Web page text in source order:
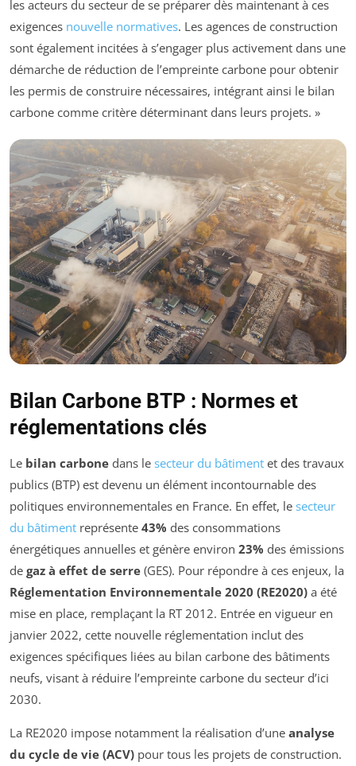
les acteurs du secteur de se préparer dès maintenant à ces
exigences nouvelle normatives. Les agences de construction
sont également incitées à s’engager plus activement dans une
démarche de réduction de l’empreinte carbone pour obtenir
les permis de construire nécessaires, intégrant ainsi le bilan
carbone comme critère déterminant dans leurs projets. »
Bilan Carbone BTP : Normes et
réglementations clés
Le bilan carbone dans le secteur du bâtiment et des travaux
publics (BTP) est devenu un élément incontournable des
politiques environnementales en France. En effet, le secteur
du bâtiment représente 43% des consommations
énergétiques annuelles et génère environ 23% des émissions
de gaz à effet de serre (GES). Pour répondre à ces enjeux, la
Réglementation Environnementale 2020 (RE2020) a été
mise en place, remplaçant la RT 2012. Entrée en vigueur en
janvier 2022, cette nouvelle réglementation inclut des
exigences spécifiques liées au bilan carbone des bâtiments
neufs, visant à réduire l’empreinte carbone du secteur d’ici
2030.
La RE2020 impose notamment la réalisation d’une analyse
du cycle de vie (ACV) pour tous les projets de construction.